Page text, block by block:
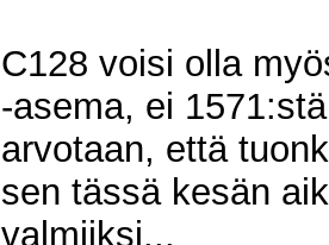
C128 voisi olla
-asema, ei
arvotaan, että
sen tässä kesän
valmiiksi...